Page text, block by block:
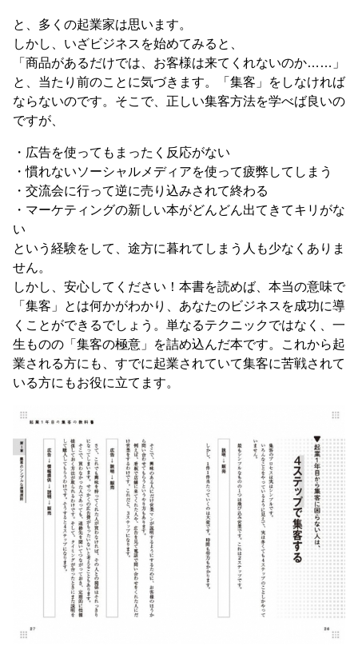
と、多くの起業家は思います。
しかし、いざビジネスを始めてみると、
「商品があるだけでは、お客様は来てくれないのか……」
と、当たり前のことに気づきます。「集客」をしなければ
ならないのです。そこで、正しい集客方法を学べば良いの
ですが、
・広告を使ってもまったく反応がない
・慣れないソーシャルメディアを使って疲弊してしまう
・交流会に行って逆に売り込みされて終わる
・マーケティングの新しい本がどんどん出てきてキリがな
い
という経験をして、途方に暮れてしまう人も少なくありま
せん。
しかし、安心してください！本書を読めば、本当の意味で
「集客」とは何かがわかり、あなたのビジネスを成功に導
くことができるでしょう。単なるテクニックではなく、一
生ものの「集客の極意」を詰め込んだ本です。これから起
業される方にも、すでに起業されていて集客に苦戦されて
いる方にもお役に立てます。